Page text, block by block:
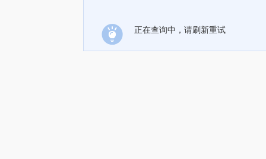
正在查询中，请刷新重试